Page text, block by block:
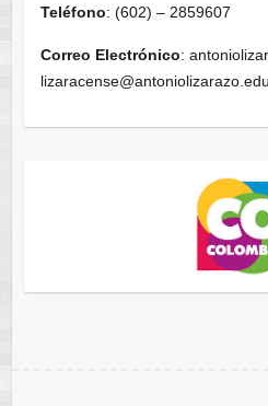
Teléfono: (602) – 2859607
Correo Electrónico: